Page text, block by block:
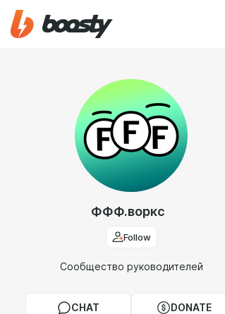
ФФФ.воркс
Follow
Сообщество руководителей
CHAT DONATE